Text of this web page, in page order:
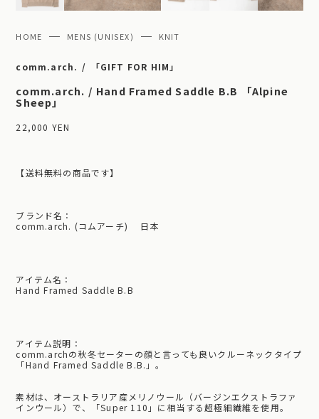
HOME MENS (UNISEX) KNIT
comm.arch. 「GIFT FOR HIM」
comm.arch. / Hand Framed Saddle B.B 「Alpine
Sheep」
22,000 YEN
【送料無料の商品です】
ブランド名：
comm.arch. (コムアーチ) 日本
アイテム名：
Hand Framed Saddle B.B
アイテム説明：
comm.archの秋冬セーターの顔と言っても良いクルーネックタイプ
「Hand Framed Saddle B.B.」。
素材は、オーストラリア産メリノウール（バージンエクストラファ
インウール）で、「Super 110」に相当する超極細繊維を使用。